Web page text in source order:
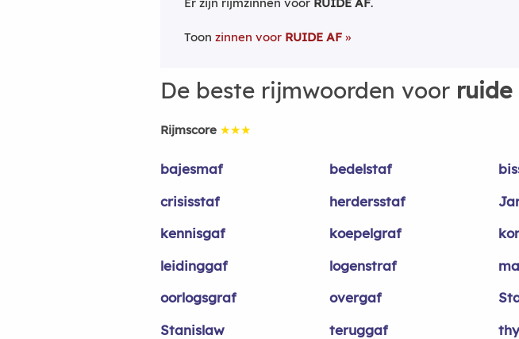
Toon zinnen voor RUIDE AF
De beste rijmwoorden voor ruide
Rijmscore ★★★
bajesmaf bedelstaf
crisisstaf
herdersstaf
kennisgaf
koepelgraf
leidinggaf
logenstraf
oorlogsgraf
overgaf
Stanislaw
teruggaf